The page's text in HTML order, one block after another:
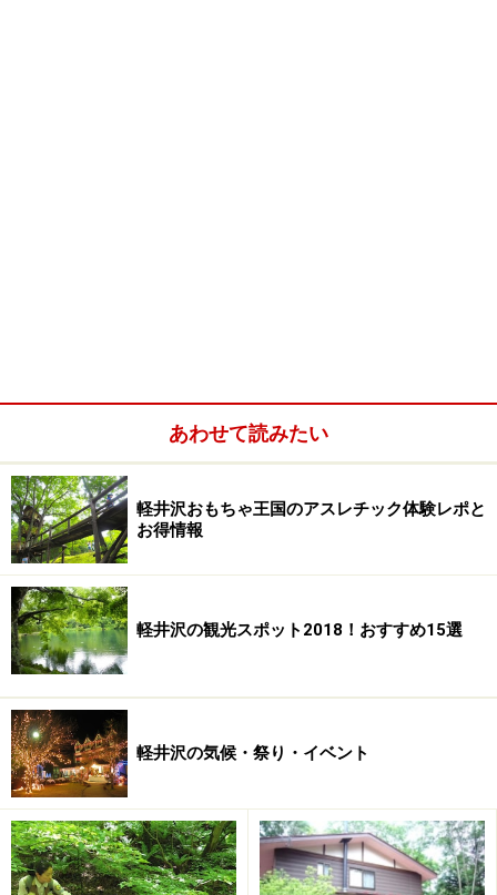
あわせて読みたい
軽井沢おもちゃ王国のアスレチック体験レポと
お得情報
軽井沢の観光スポット2018！おすすめ15選
軽井沢の気候・祭り・イベント